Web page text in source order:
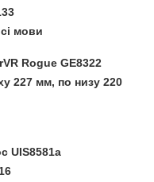
мови
Rogue GE8322
227 мм, по низу 220
UIS8581a